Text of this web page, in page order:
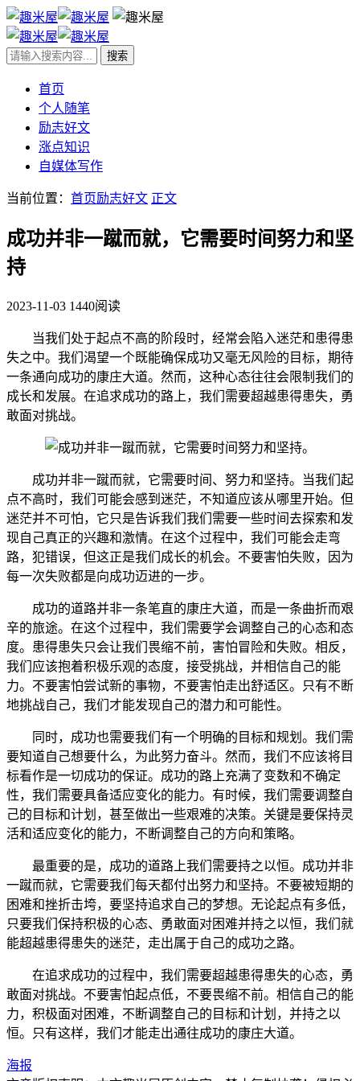
首页
个人随笔
励志好文
涨点知识
自媒体写作
当前位置： 首页励志好文 正文
成功并非一蹴而就，它需要时间努力和坚
持
2023-11-03 1440阅读
当我们处于起点不高的阶段时，经常会陷入迷茫和患得患
失之中。我们渴望一个既能确保成功又毫无风险的目标，期待
一条通向成功的康庄大道。然而，这种心态往往会限制我们的
成长和发展。在追求成功的路上，我们需要超越患得患失，勇
敢面对挑战。
成功并非一蹴而就，它需要时间、努力和坚持。当我们起
点不高时，我们可能会感到迷茫，不知道应该从哪里开始。但
迷茫并不可怕，它只是告诉我们我们需要一些时间去探索和发
现自己真正的兴趣和激情。在这个过程中，我们可能会走弯
路，犯错误，但这正是我们成长的机会。不要害怕失败，因为
每一次失败都是向成功迈进的一步。
成功的道路并非一条笔直的康庄大道，而是一条曲折而艰
辛的旅途。在这个过程中，我们需要学会调整自己的心态和态
度。患得患失只会让我们畏缩不前，害怕冒险和失败。相反，
我们应该抱着积极乐观的态度，接受挑战，并相信自己的能
力。不要害怕尝试新的事物，不要害怕走出舒适区。只有不断
地挑战自己，我们才能发现自己的潜力和可能性。
同时，成功也需要我们有一个明确的目标和规划。我们需
要知道自己想要什么，为此努力奋斗。然而，我们不应该将目
标看作是一切成功的保证。成功的路上充满了变数和不确定
性，我们需要具备适应变化的能力。有时候，我们需要调整自
己的目标和计划，甚至做出一些艰难的决策。关键是要保持灵
活和适应变化的能力，不断调整自己的方向和策略。
最重要的是，成功的道路上我们需要持之以恒。成功并非
一蹴而就，它需要我们每天都付出努力和坚持。不要被短期的
困难和挫折击垮，要坚持追求自己的梦想。无论起点有多低，
只要我们保持积极的心态、勇敢面对困难并持之以恒，我们就
能超越患得患失的迷茫，走出属于自己的成功之路。
在追求成功的过程中，我们需要超越患得患失的心态，勇
敢面对挑战。不要害怕起点低，不要畏缩不前。相信自己的能
力，积极面对困难，不断调整自己的目标和计划，并持之以
恒。只有这样，我们才能走出通往成功的康庄大道。
海报